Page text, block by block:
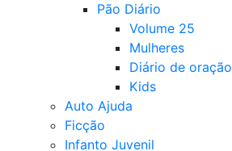
Pão Diário
Volume 25
Mulheres
Diário de oração
Kids
Auto Ajuda
Ficção
Infanto Juvenil